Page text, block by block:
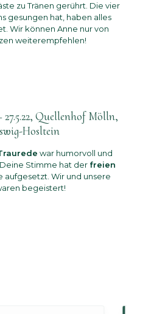
zu Tränen gerührt. Die vier
gesungen hat, haben alles
Wir können Anne nur von
weiterempfehlen!
Quellenhof Mölln,
Hosltein
war humorvoll und
Stimme hat der freien
aufgesetzt. Wir und unsere
begeistert!